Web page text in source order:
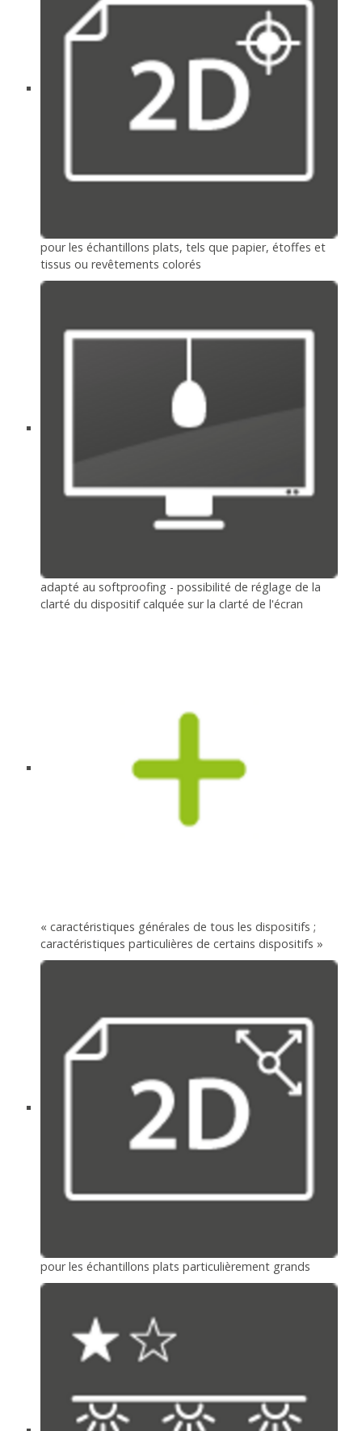
pour les échantillons plats, tels que papier, étoffes et
tissus ou revêtements colorés
adapté au softproofing - possibilité de réglage de la
clarté du dispositif calquée sur la clarté de l'écran
« caractéristiques générales de tous les dispositifs ;
caractéristiques particulières de certains dispositifs »
pour les échantillons plats particulièrement grands